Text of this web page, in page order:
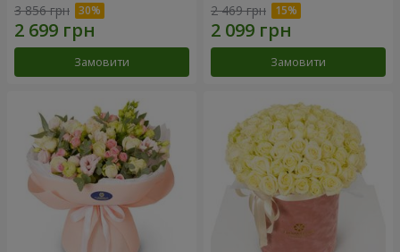
3 856 грн
Замовити
2 469 грн
Замовити